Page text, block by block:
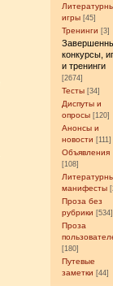
игры [45]
Тренинги [3]
конкурсы,
и тренинги
[2674]
Тесты [34]
Диспуты и
опросы [120]
Анонсы и
новости [111]
Объявления
[108]
манифесты
Проза без
рубрики [534]
Проза
[180]
Путевые
заметки [44]